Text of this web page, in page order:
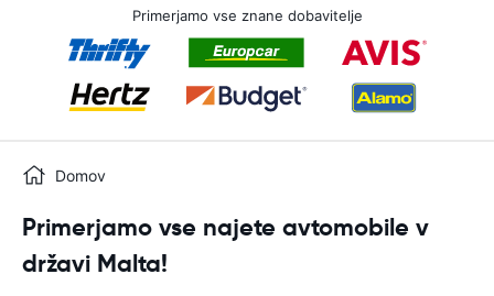
Primerjamo vse znane dobavitelje
Domov
Primerjamo vse najete avtomobile v
državi Malta!